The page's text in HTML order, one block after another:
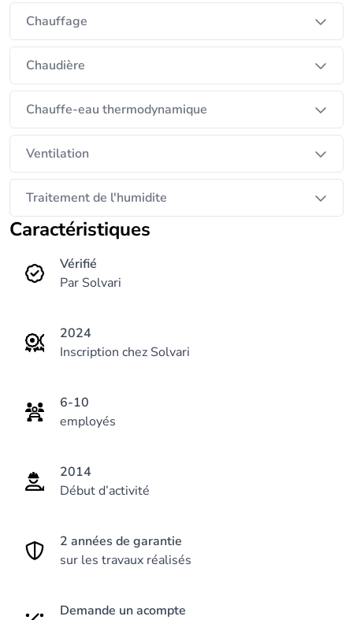
Chauffage
Chaudière
Chauffe-eau thermodynamique
Ventilation
Traitement de l'humidite
Caractéristiques
Vérifié
Par Solvari
2024
Inscription chez Solvari
6-10
employés
2014
Début d’activité
2 années de garantie
sur les travaux réalisés
Demande un acompte